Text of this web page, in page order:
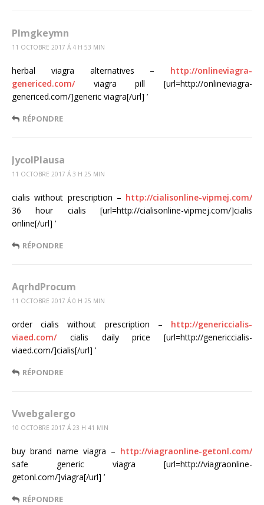
Plmgkeymn
11 OCTOBRE 2017 Á 4 H 53 MIN
herbal viagra alternatives – http://onlineviagra-
genericed.com/viagra pill [url=http://onlineviagra-
genericed.com/]generic viagra[/url] ’
RÉPONDRE
JycolPlausa
11 OCTOBRE 2017 Á 3 H 25 MIN
cialis without prescription – http://cialisonline-vipmej.com/
36 hour cialis [url=http://cialisonline-vipmej.com/]cialis
online[/url] ’
RÉPONDRE
AqrhdProcum
11 OCTOBRE 2017 Á 0 H 25 MIN
order cialis without prescription – http://genericcialis-
viaed.com/cialis daily price [url=http://genericcialis-
viaed.com/]cialis[/url] ’
RÉPONDRE
Vwebgalergo
10 OCTOBRE 2017 Á 23 H 41 MIN
buy brand name viagra – http://viagraonline-getonl.com/
safe generic viagra [url=http://viagraonline-
getonl.com/]viagra[/url] ’
RÉPONDRE